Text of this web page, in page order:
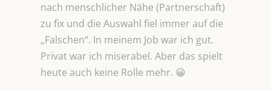
nach menschlicher Nähe (Partnerschaft)
zu fix und die Auswahl fiel immer auf die
„Falschen“. In meinem Job war ich gut.
Privat war ich miserabel. Aber das spielt
heute auch keine Rolle mehr. 😀